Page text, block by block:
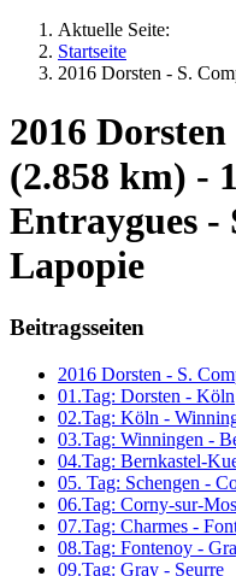
Aktuelle Seite:
Startseite
2016 Dorsten - S.
2016
(2.858 km) -
Entraygues
Lapopie
Beitragsseiten
2016 Dorsten - S.
01.Tag: Dorsten - Köln
02.Tag: Köln -
03.Tag: Winningen -
04.Tag: Bernkastel-
05. Tag: Schengen -
06.Tag: Corny-sur-
07.Tag: Charmes -
08.Tag: Fontenoy -
09.Tag: Gray - Seurre